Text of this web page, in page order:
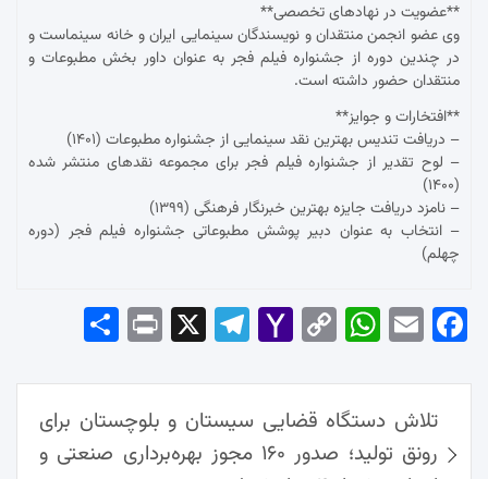
**عضویت در نهادهای تخصصی**
وی عضو انجمن منتقدان و نویسندگان سینمایی ایران و خانه سینماست و
در چندین دوره از جشنواره فیلم فجر به عنوان داور بخش مطبوعات و
منتقدان حضور داشته است.
**افتخارات و جوایز**
– دریافت تندیس بهترین نقد سینمایی از جشنواره مطبوعات (۱۴۰۱)
– لوح تقدیر از جشنواره فیلم فجر برای مجموعه نقدهای منتشر شده
(۱۴۰۰)
– نامزد دریافت جایزه بهترین خبرنگار فرهنگی (۱۳۹۹)
– انتخاب به عنوان دبیر پوشش مطبوعاتی جشنواره فیلم فجر (دوره
چهلم)
Fac
ok
Em
Wh
Ap
p
Co
Lin
k
Yah
Mai
Tel
am
Pri
راهبری
نوشته‌ها
تلاش دستگاه قضایی سیستان و بلوچستان برای
رونق تولید؛ صدور ۱۶۰ مجوز بهره‌برداری صنعتی و